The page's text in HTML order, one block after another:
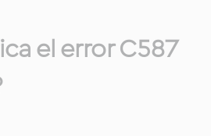
el error C587